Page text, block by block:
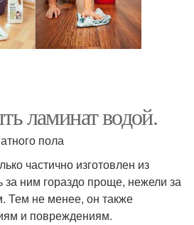
ламинат водой.
пола
частично изготовлен из
ним гораздо проще, нежели за
Тем не менее, он также
и повреждениям.